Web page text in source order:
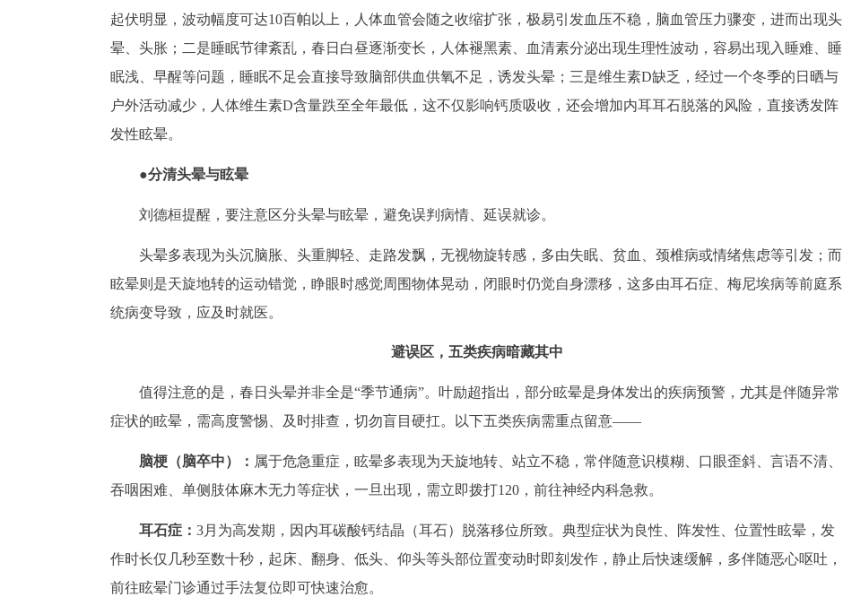
起伏明显，波动幅度可达10百帕以上，人体血管会随之收缩扩张，极易引发血压不稳，脑血管压力骤变，进而出现头
晕、头胀；二是睡眠节律紊乱，春日白昼逐渐变长，人体褪黑素、血清素分泌出现生理性波动，容易出现入睡难、睡
眠浅、早醒等问题，睡眠不足会直接导致脑部供血供氧不足，诱发头晕；三是维生素D缺乏，经过一个冬季的日晒与
户外活动减少，人体维生素D含量跌至全年最低，这不仅影响钙质吸收，还会增加内耳耳石脱落的风险，直接诱发阵
发性眩晕。
●分清头晕与眩晕
刘德桓提醒，要注意区分头晕与眩晕，避免误判病情、延误就诊。
头晕多表现为头沉脑胀、头重脚轻、走路发飘，无视物旋转感，多由失眠、贫血、颈椎病或情绪焦虑等引发；而
眩晕则是天旋地转的运动错觉，睁眼时感觉周围物体晃动，闭眼时仍觉自身漂移，这多由耳石症、梅尼埃病等前庭系
统病变导致，应及时就医。
避误区，五类疾病暗藏其中
值得注意的是，春日头晕并非全是“季节通病”。叶励超指出，部分眩晕是身体发出的疾病预警，尤其是伴随异常
症状的眩晕，需高度警惕、及时排查，切勿盲目硬扛。以下五类疾病需重点留意——
脑梗（脑卒中）： 属于危急重症，眩晕多表现为天旋地转、站立不稳，常伴随意识模糊、口眼歪斜、言语不清、
吞咽困难、单侧肢体麻木无力等症状，一旦出现，需立即拨打120，前往神经内科急救。
耳石症： 3月为高发期，因内耳碳酸钙结晶（耳石）脱落移位所致。典型症状为良性、阵发性、位置性眩晕，发
作时长仅几秒至数十秒，起床、翻身、低头、仰头等头部位置变动时即刻发作，静止后快速缓解，多伴随恶心呕吐，
前往眩晕门诊通过手法复位即可快速治愈。